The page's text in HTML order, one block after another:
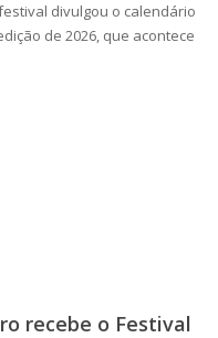
divulgou o calendário
de 2026, que acontece
recebe o Festival